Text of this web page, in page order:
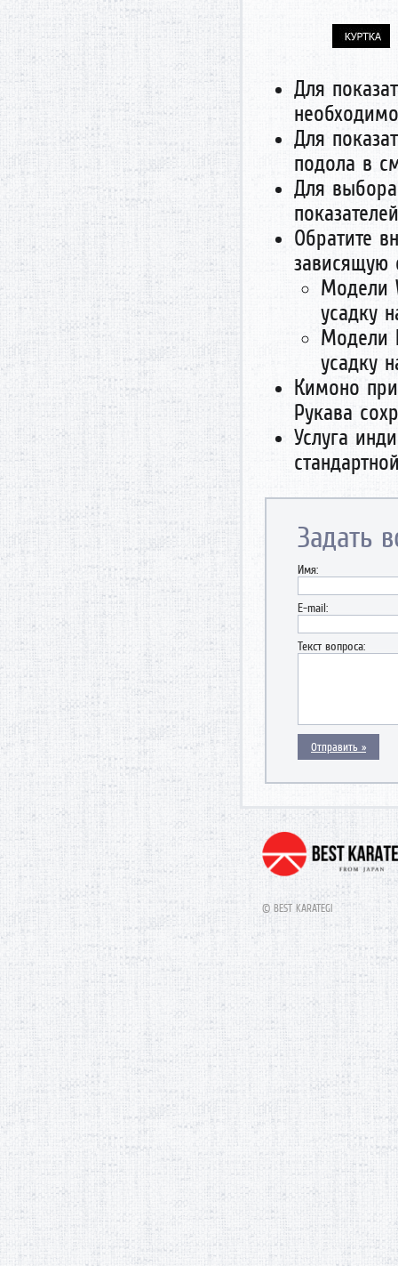
Для
Для
подола в
Для
Обратите
зависящую
Модели
усадку
Модели
усадку
Кимоно
Рукава
Услуга
Задать
Имя:
E-mail:
Текст вопроса:
© BEST KARATEGI